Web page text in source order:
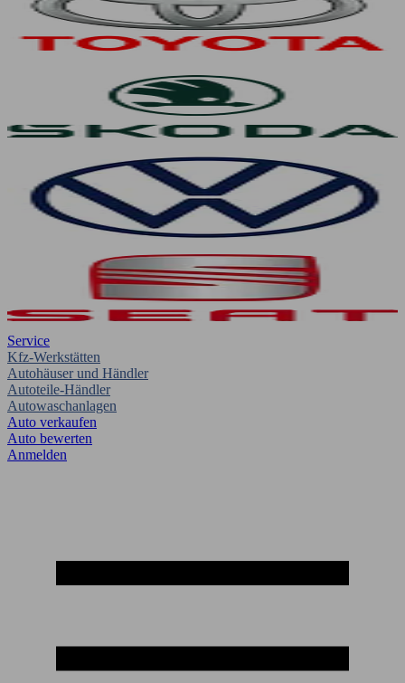
Service
Kfz-Werkstätten
Autohäuser und Händler
Autoteile-Händler
Autowaschanlagen
Auto verkaufen
Auto bewerten
Anmelden